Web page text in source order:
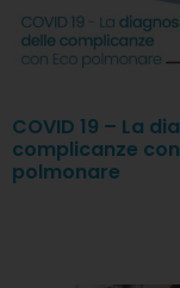
COVID 19 – La
complicanze
polmonare